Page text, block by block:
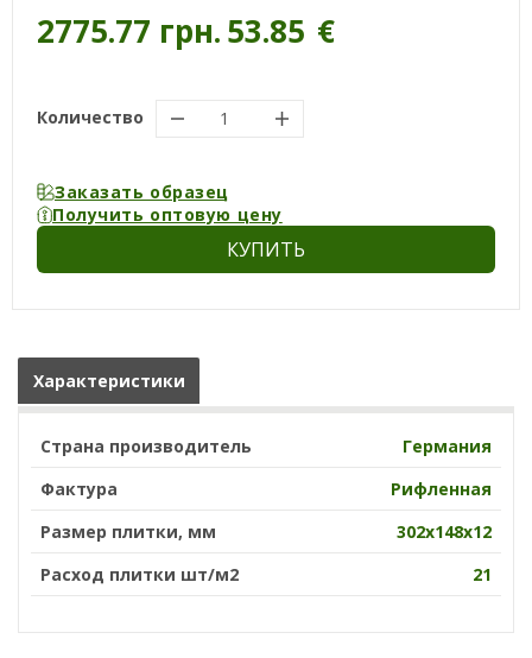
2775.77 грн.53.85 €
Количество
Заказать образец
Получить оптовую цену
КУПИТЬ
Характеристики
Страна производитель
Германия
Фактура
Рифленная
Размер плитки, мм
302х148х12
Расход плитки шт/м2
21